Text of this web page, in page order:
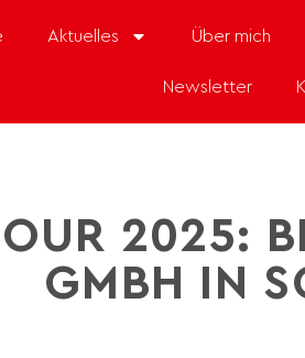
Aktuelles Über mich
Newsletter
2025:
GMBH IN